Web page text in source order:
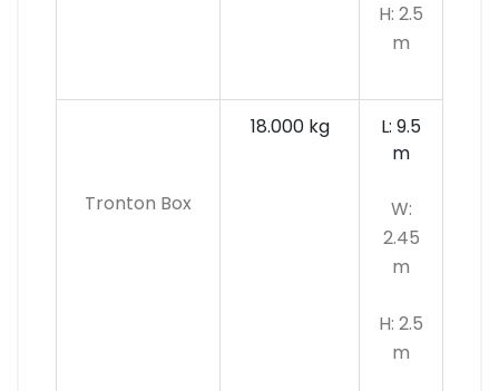
H: 2.5
m
Tronton Box
18.000 kg
L: 9.5
m
W:
2.45
m
H: 2.5
m